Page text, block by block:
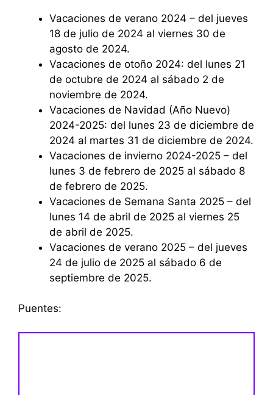
Vacaciones de verano 2024 – del jueves
18 de julio de 2024 al viernes 30 de
agosto de 2024.
Vacaciones de otoño 2024: del lunes 21
de octubre de 2024 al sábado 2 de
noviembre de 2024.
Vacaciones de Navidad (Año Nuevo)
2024-2025: del lunes 23 de diciembre de
2024 al martes 31 de diciembre de 2024.
Vacaciones de invierno 2024-2025 – del
lunes 3 de febrero de 2025 al sábado 8
de febrero de 2025.
Vacaciones de Semana Santa 2025 – del
lunes 14 de abril de 2025 al viernes 25
de abril de 2025.
Vacaciones de verano 2025 – del jueves
24 de julio de 2025 al sábado 6 de
septiembre de 2025.
Puentes: